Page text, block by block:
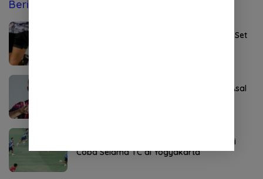
Berita Olahraga
Persebaya Maksimalkan Open Play dan Set
Dewa United Datangkan Winger Anyar Asal
Semen Padang FC Agendakan 5 Laga Uji
Coba Selama TC di Yogyakarta